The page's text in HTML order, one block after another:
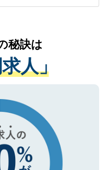
ータはご本人の許可
いについての厳密な
業者のみに付与され
クを取得済みです。
もご安心ください。
療機関の状況や紹介
適切なアドバイスを
すぐにご転職をされ
サポートが可能です
ださい。
秘訣は
人」